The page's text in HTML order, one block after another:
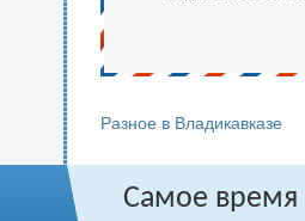
Разное в Владикавказе
Самое время